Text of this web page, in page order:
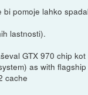
bi pomoje lahko
lastnosti).
GTX 970 chip
as with flagship
cache